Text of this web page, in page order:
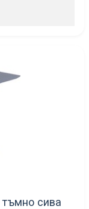
сива